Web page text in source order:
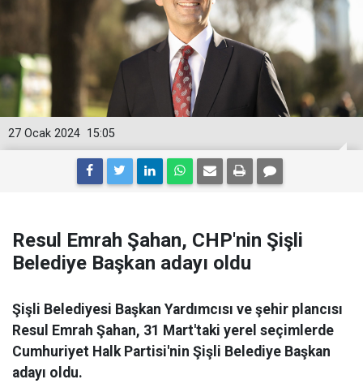
15:05
27 Ocak 2024
Resul Emrah Şahan, CHP'nin Şişli
Belediye Başkan adayı oldu
Şişli Belediyesi Başkan Yardımcısı ve şehir plancısı
Resul Emrah Şahan, 31 Mart'taki yerel seçimlerde
Cumhuriyet Halk Partisi'nin Şişli Belediye Başkan
adayı oldu.